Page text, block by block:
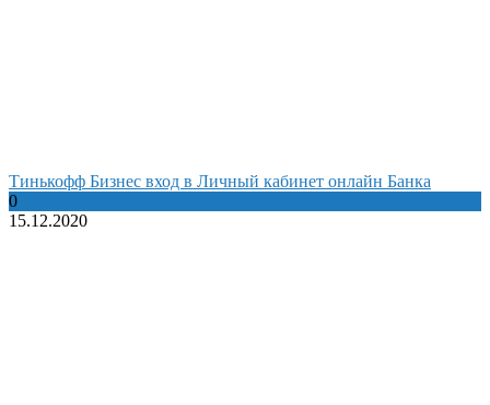
Тинькофф Бизнес вход в Личный кабинет онлайн Банка
0
15.12.2020